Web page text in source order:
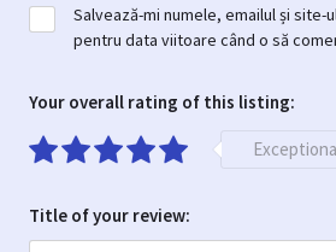
Salvează-mi numele, emailul și
pentru data viitoare când o să
Your overall rating of this listing:
Title of your review: